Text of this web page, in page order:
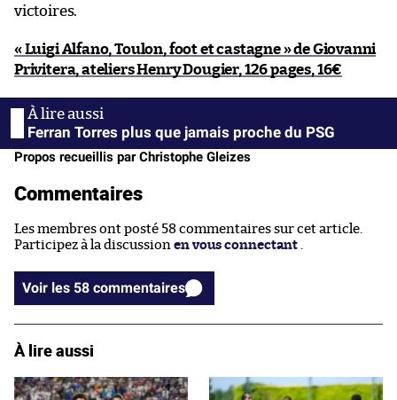
victoires.
« Luigi Alfano, Toulon, foot et castagne » de Giovanni
Privitera, ateliers Henry Dougier, 126 pages, 16€
Ferran Torres plus que jamais proche du PSG
Propos recueillis par Christophe Gleizes
Commentaires
Les membres ont posté 58 commentaires sur cet article.
Participez à la discussion en vous connectant .
Voir les 58 commentaires
À lire aussi